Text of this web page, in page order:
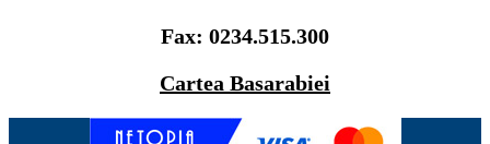
Fax: 0234.515.300
Cartea Basarabiei